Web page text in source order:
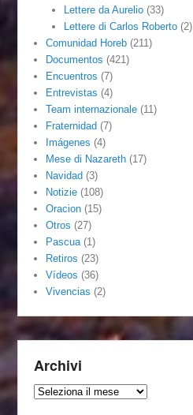
Lettere da Aurelio(33)
Lettere di Carlos Roberto(2)
Comunidad Horeb (211)
Documentos (421)
Encuentros (7)
Entrevistas (4)
Team internazionale (11)
Fraternidad (7)
Imágenes (4)
Mese di Nazareth (17)
Navidad (3)
Notizie (108)
Oracion (15)
Otros (27)
Pascua (1)
Retiros (23)
Vídeos (36)
Vivencias (2)
Archivi
Archivi